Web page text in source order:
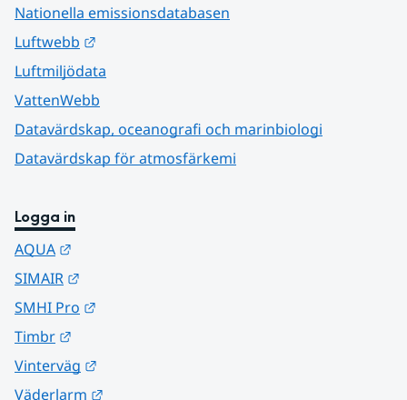
Nationella emissionsdatabasen
Luftwebb
Luftmiljödata
VattenWebb
Datavärdskap, oceanografi och marinbiologi
Datavärdskap för atmosfärkemi
Logga in
AQUA
SIMAIR
SMHI Pro
Timbr
Vinterväg
Väderlarm